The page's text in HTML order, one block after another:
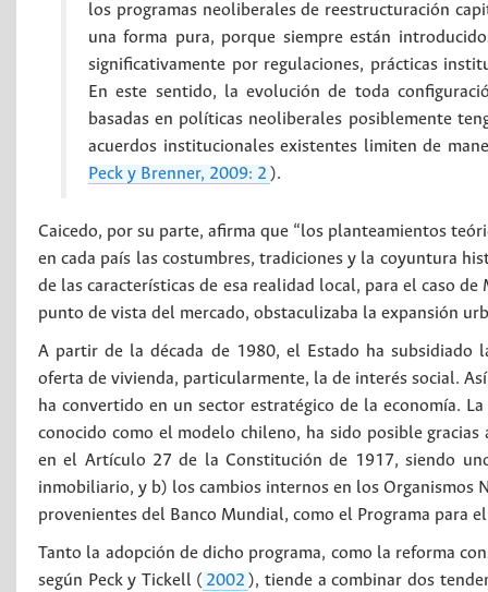
los programas neoliberales de reestructuración
una forma pura, porque siempre están
significativamente por regulaciones, prácticas
En este sentido, la evolución de toda
basadas en políticas neoliberales posiblemente
acuerdos institucionales existentes limiten de
Peck y Brenner, 2009: 2 ).
Caicedo, por su parte, afirma que “los planteamientos
en cada país las costumbres, tradiciones y la coyuntura
de las características de esa realidad local, para el caso
punto de vista del mercado, obstaculizaba la expansión
A partir de la década de 1980, el Estado ha subsidiado
oferta de vivienda, particularmente, la de interés social.
ha convertido en un sector estratégico de la economía.
conocido como el modelo chileno, ha sido posible
en el Artículo 27 de la Constitución de 1917, siendo
inmobiliario, y b) los cambios internos en los Organismos
provenientes del Banco Mundial, como el Programa para
Tanto la adopción de dicho programa, como la reforma
según Peck y Tickell ( 2002 ), tiende a combinar dos